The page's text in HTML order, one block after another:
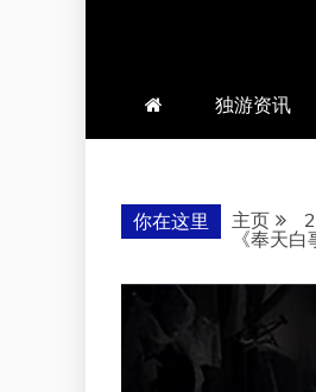
羽风
独游资讯
你在这里 主页
《奉天